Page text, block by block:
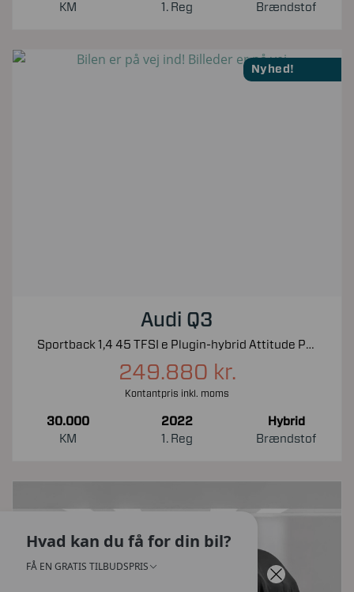
KM
1. Reg
Brændstof
Nyhed!
Audi Q3
Sportback 1,4 45 TFSI e Plugin-hybrid Attitude Plus S Tronic 245HK 5d 6g Aut.
249.880 kr.
Kontantpris inkl. moms
30.000
KM
2022
1. Reg
Hybrid
Brændstof
Hvad kan du få for din bil?
FÅ EN GRATIS TILBUDSPRIS